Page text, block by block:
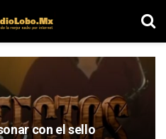
con el sello